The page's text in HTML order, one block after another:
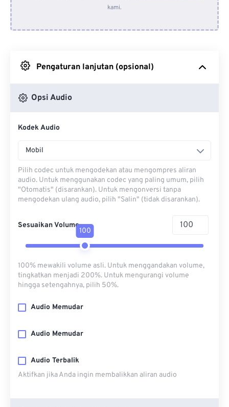
Dari Dropbox
kami.
Pengaturan lanjutan (opsional)
Opsi Audio
Kodek Audio
Mobil
Pilih codec untuk mengodekan atau mengompres aliran
audio. Untuk menggunakan codec yang paling umum, pilih
"Otomatis" (disarankan). Untuk mengonversi tanpa
mengodekan ulang audio, pilih "Salin" (tidak disarankan).
Sesuaikan Volume
100
100% mewakili volume asli. Untuk menggandakan volume,
tingkatkan menjadi 200%. Untuk mengurangi volume
hingga setengahnya, pilih 50%.
Audio Memudar
Audio Memudar
Audio Terbalik
Aktifkan jika Anda ingin membalikkan aliran audio